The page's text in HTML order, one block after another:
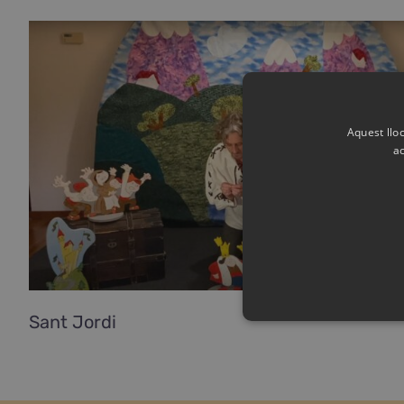
Sant Jordi
Aquest